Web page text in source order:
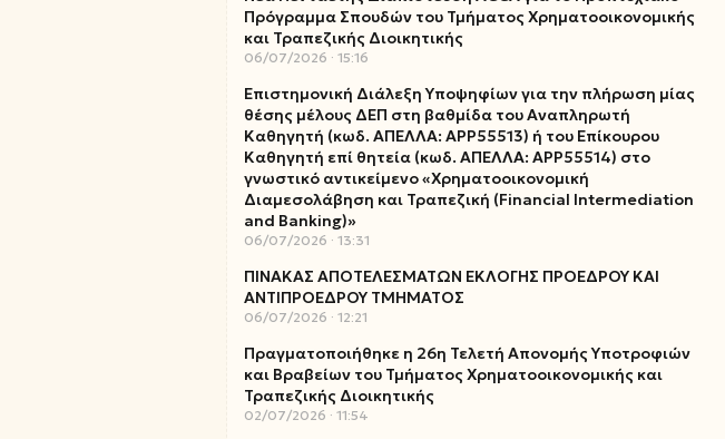
Πρόγραμμα Σπουδών του Τμήματος Χρηματοοικονομικής
και Τραπεζικής Διοικητικής
06/07/2026 15:16
Επιστημονική Διάλεξη Υποψηφίων για την πλήρωση μίας
θέσης μέλους ΔΕΠ στη βαθμίδα του Αναπληρωτή
Καθηγητή (κωδ. ΑΠΕΛΛΑ: ΑΡΡ55513) ή του Επίκουρου
Καθηγητή επί θητεία (κωδ. ΑΠΕΛΛΑ: ΑΡΡ55514) στο
γνωστικό αντικείμενο «Χρηματοοικονομική
Διαμεσολάβηση και Τραπεζική (Financial Intermediation
and Banking)»
06/07/2026 13:31
ΠΙΝΑΚΑΣ ΑΠΟΤΕΛΕΣΜΑΤΩΝ ΕΚΛΟΓΗΣ ΠΡΟΕΔΡΟΥ ΚΑΙ
ΑΝΤΙΠΡΟΕΔΡΟΥ ΤΜΗΜΑΤΟΣ
06/07/2026 12:21
Πραγματοποιήθηκε η 26η Τελετή Απονομής Υποτροφιών
και Βραβείων του Τμήματος Χρηματοοικονομικής και
Τραπεζικής Διοικητικής
02/07/2026 11:54